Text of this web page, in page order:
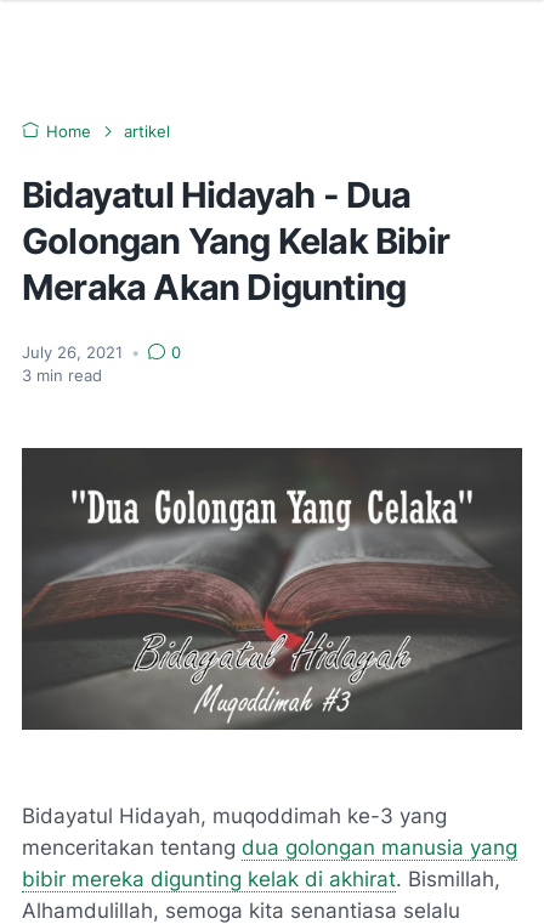
Home artikel
Bidayatul Hidayah - Dua
Golongan Yang Kelak Bibir
Meraka Akan Digunting
July 26, 2021 •
0
3 min read
Bidayatul Hidayah, muqoddimah ke-3 yang
menceritakan tentang dua golongan manusia yang
bibir mereka digunting kelak di akhirat. Bismillah,
Alhamdulillah, semoga kita senantiasa selalu